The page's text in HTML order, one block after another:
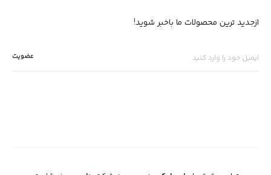
ازجدید ترین محصولات ما باخبر شوید!